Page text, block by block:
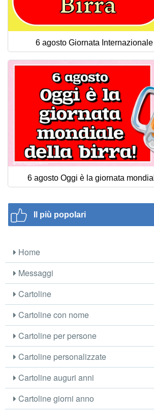
6 agosto Giornata
6 agosto Oggi è la giornata
Il più popolari
Home
Messaggi
Cartoline
Cartoline con nome
Cartoline per persone
Cartoline personalizzate
Cartoline auguri anni
Cartoline giorni anno